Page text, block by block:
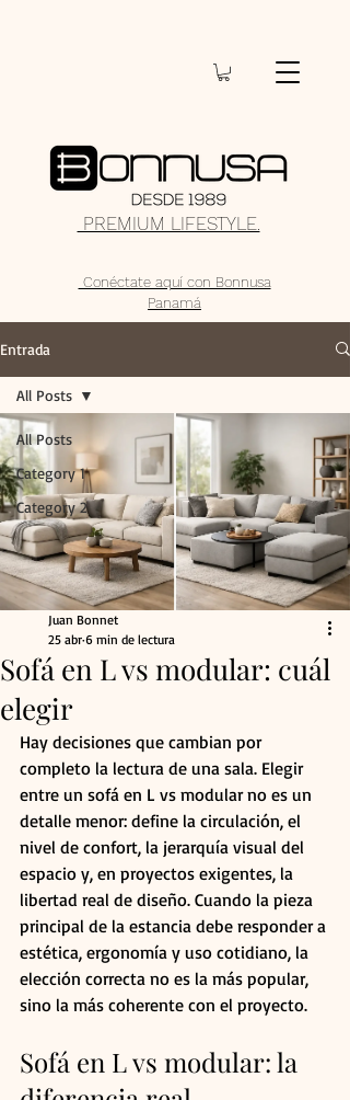
PREMIUM LIFESTYLE.
Conéctate aquí con Bonnusa
Panamá
Entrada
All Posts
Category 1
Category 2
All Posts
Sofá en L vs modular: cuál
elegir
Juan Bonnet
25 abr 6 min de lectura
Hay decisiones que cambian por
completo la lectura de una sala. Elegir
entre un sofá en L vs modular no es un
detalle menor: define la circulación, el
nivel de confort, la jerarquía visual del
espacio y, en proyectos exigentes, la
libertad real de diseño. Cuando la pieza
principal de la estancia debe responder a
estética, ergonomía y uso cotidiano, la
elección correcta no es la más popular,
sino la más coherente con el proyecto.
Sofá en L vs modular: la